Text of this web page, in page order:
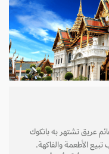
عريق تشتهر به بانكوك
الأطعمة والفاكهة.